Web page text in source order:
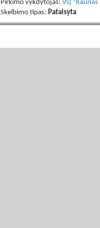
Pirkimo vykdytojas: VšĮ "Kaunas
Skelbimo tipas: Pataisyta